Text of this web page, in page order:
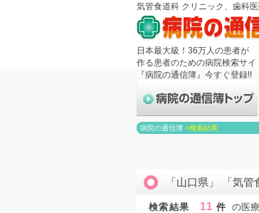
気管食道科 クリニック、歯科
日本最大級！36万人の患者が
作る患者のための病院検索サイ
『病院の通信簿』今すぐ登録!!
病院の通信簿 >検索結果
「山口県」 「気管
検索結果 11 件 の医